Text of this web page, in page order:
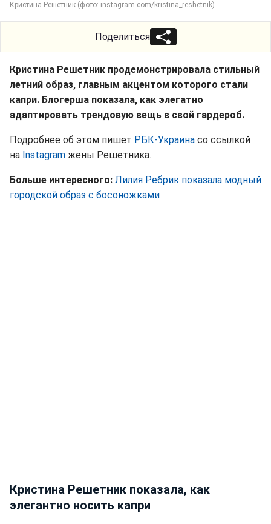
Кристина Решетник (фото: instagram.com/kristina_reshetnik)
Поделиться
Кристина Решетник продемонстрировала стильный
летний образ, главным акцентом которого стали
капри. Блогерша показала, как элегатно
адаптировать трендовую вещь в свой гардероб.
Подробнее об этом пишет РБК-Украина со ссылкой
на Instagram жены Решетника.
Больше интересного: Лилия Ребрик показала модный
городской образ с босоножками
Кристина Решетник показала, как
элегантно носить капри